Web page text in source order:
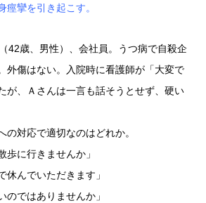
痙攣を引き起こす。
歳、男性）、会社員。うつ病で自殺企
外傷はない。入院時に看護師が「大変で
が、Ａさんは一言も話そうとせず、硬い
の対応で適切なのはどれか。
歩に行きませんか」
休んでいただきます」
のではありませんか」